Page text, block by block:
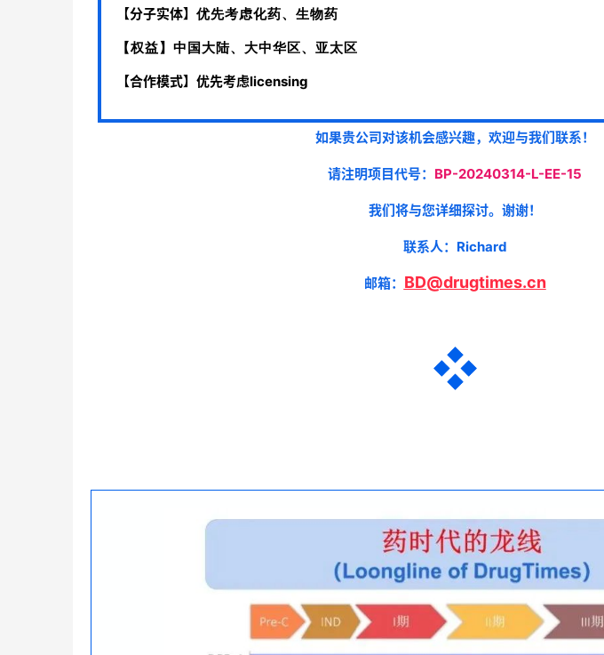
【分子实体】 优先考虑化药、生物药
【权益】中国大陆、大中华区、亚太区
【合作模式】优先考虑licensing
如果贵公司对该机会感兴趣，欢迎与我们联系！
请注明项目代号： BP-20240314-L-EE-15
我们将与您详细探讨。谢谢！
联系人：Richard
邮箱： BD@drugtimes.cn